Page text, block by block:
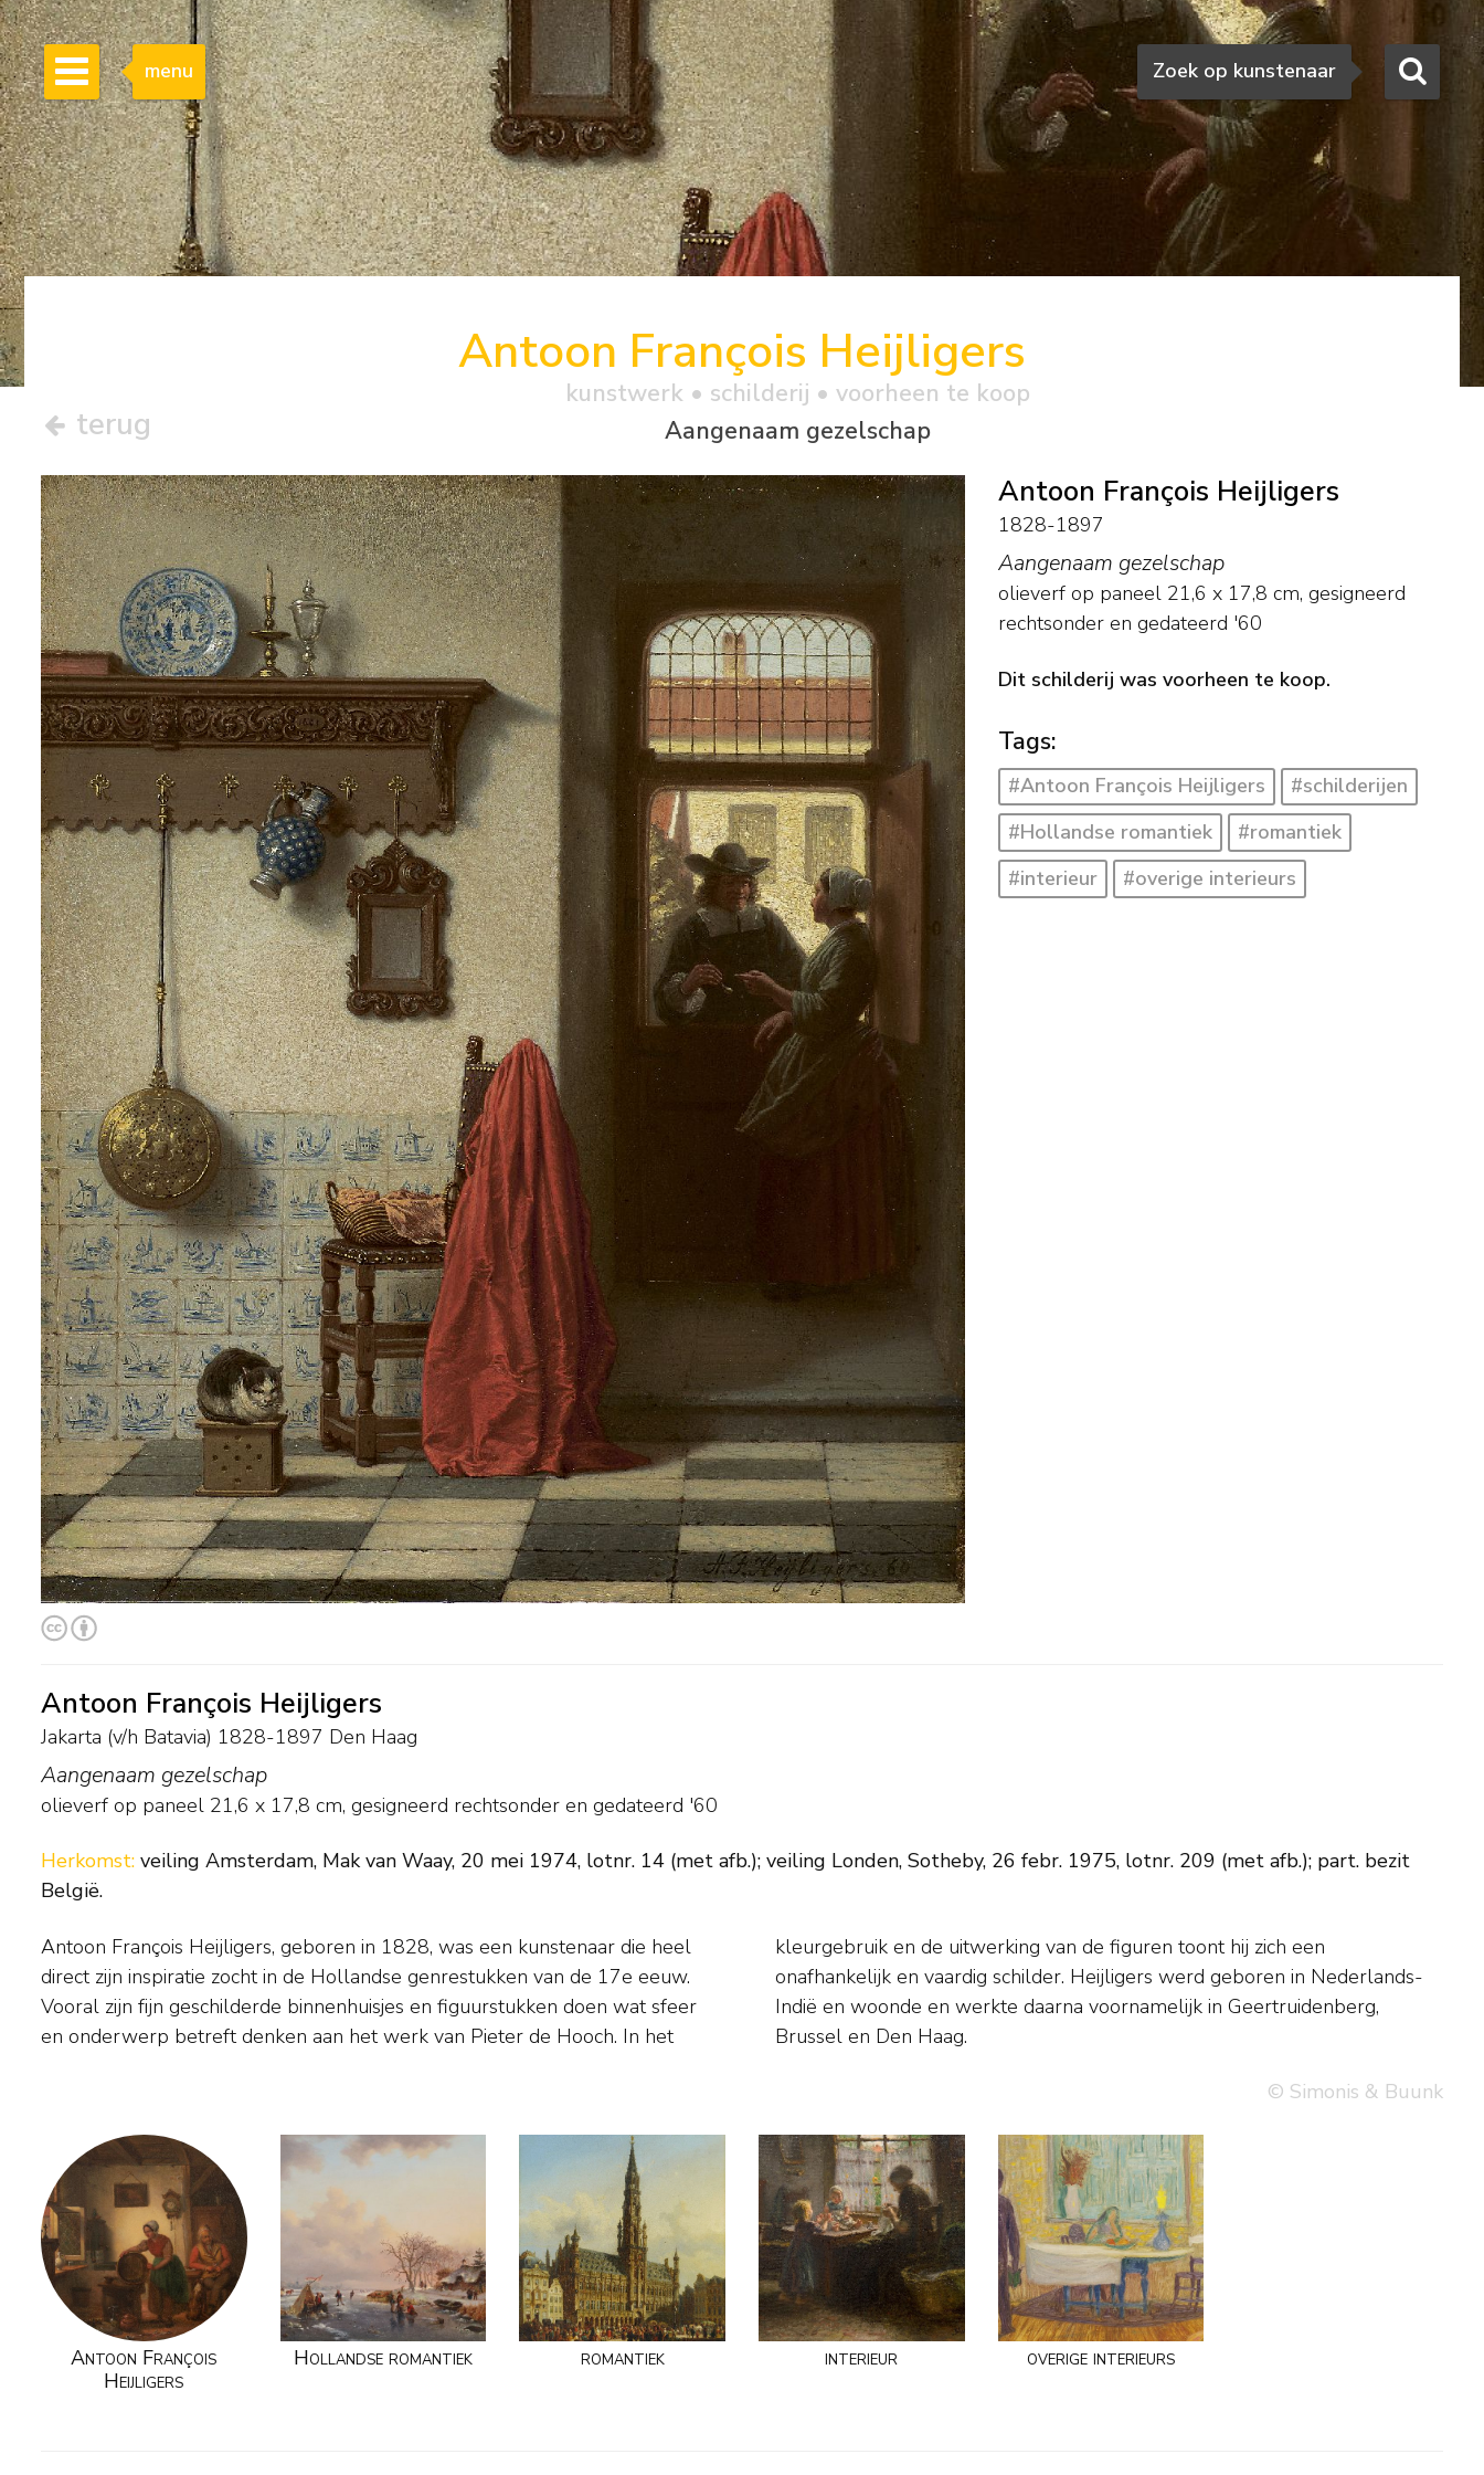
Zoeken
Zoek op kunstenaar
menu
terug
Antoon François Heijligers
kunstwerk • schilderij • voorheen te koop
Aangenaam gezelschap
Antoon François Heijligers
1828-1897
Aangenaam gezelschap
olieverf op paneel 21,6 x 17,8 cm, gesigneerd
rechtsonder en gedateerd '60
Dit schilderij was voorheen te koop.
Tags:
#Antoon François Heijligers
#schilderijen
#Hollandse romantiek
#romantiek
#interieur
#overige interieurs
Antoon François Heijligers
Jakarta (v/h Batavia) 1828-1897 Den Haag
Aangenaam gezelschap
olieverf op paneel 21,6 x 17,8 cm, gesigneerd rechtsonder en gedateerd '60
Herkomst: veiling Amsterdam, Mak van Waay, 20 mei 1974, lotnr. 14 (met afb.); veiling Londen, Sotheby, 26 febr. 1975, lotnr. 209 (met afb.); part. bezit
België.
Antoon François Heijligers, geboren in 1828, was een kunstenaar die heel
direct zijn inspiratie zocht in de Hollandse genrestukken van de 17e eeuw.
Vooral zijn fijn geschilderde binnenhuisjes en figuurstukken doen wat sfeer
en onderwerp betreft denken aan het werk van Pieter de Hooch. In het
kleurgebruik en de uitwerking van de figuren toont hij zich een
onafhankelijk en vaardig schilder. Heijligers werd geboren in Nederlands-
Indië en woonde en werkte daarna voornamelijk in Geertruidenberg,
Brussel en Den Haag.
© Simonis & Buunk
Antoon François
Heijligers
Hollandse romantiek romantiek interieur overige interieurs